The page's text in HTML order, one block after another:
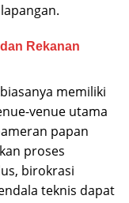
Rekanan
memiliki
venue utama
papan
proses
birokrasi
teknis dapat